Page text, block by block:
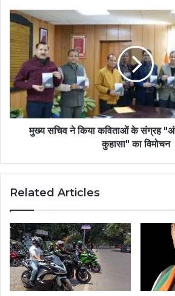
मुख्य सचिव ने किया कविताओं के संग्रह
कुहासा" का विमोचन
Related Articles